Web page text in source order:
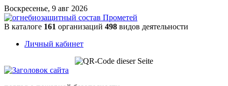
Воскресенье, 9 авг 2026
В каталоге 161 организаций 498 видов деятельности
Личный кабинет